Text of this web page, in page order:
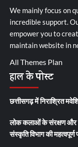
We mainly focus on
incredible support.
empower you to
maintain website in
All Themes Plan
हाल के पोस्ट
छत्तीसगढ़ में निराश्रित
लोक कलाओं के संरक्षण और
संस्कृति विभाग की महत्वपूर्ण